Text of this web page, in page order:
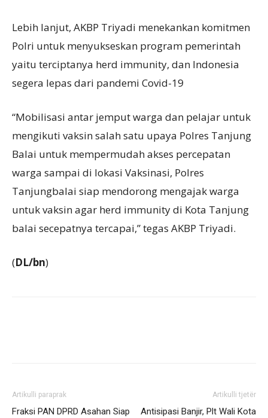
Lebih lanjut, AKBP Triyadi menekankan komitmen
Polri untuk menyukseskan program pemerintah
yaitu terciptanya herd immunity, dan Indonesia
segera lepas dari pandemi Covid-19
“Mobilisasi antar jemput warga dan pelajar untuk
mengikuti vaksin salah satu upaya Polres Tanjung
Balai untuk mempermudah akses percepatan
warga sampai di lokasi Vaksinasi, Polres
Tanjungbalai siap mendorong mengajak warga
untuk vaksin agar herd immunity di Kota Tanjung
balai secepatnya tercapai,” tegas AKBP Triyadi.
(DL/bn)
Artikulli paraprak
Fraksi PAN DPRD Asahan Siap
Artikulli tjetër
Antisipasi Banjir, Plt Wali Kota